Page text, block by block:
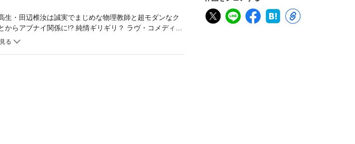
生・田辺椎汝は誠実でまじめな物理教師と超モダンなク
らアブナイ関係に!? 純情ギリギリ？ ラヴ・コメディ、